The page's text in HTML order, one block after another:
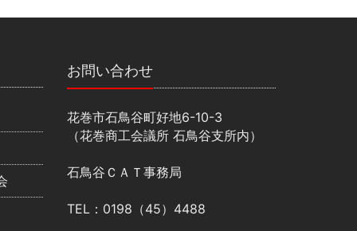
お問い合わせ
花巻市石鳥谷町好地6-10-3
（花巻商工会議所 石鳥谷支所内）
石鳥谷ＣＡＴ事務局
TEL：0198（45）4488